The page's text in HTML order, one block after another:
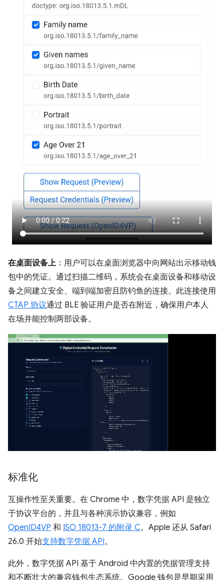
在桌面设备上 ：用户可以在桌面浏览器中向网站出示移动钱
包中的凭证。通过扫描二维码，系统会在桌面设备和移动设
备之间建立安全、端到端加密且防钓鱼的连接。此连接使用
CTAP 协议通过 BLE 验证用户是否在附近，确保用户本人
在场并能控制两部设备。
标准化
互操作性至关重要。在 Chrome 中，数字凭据 API 是独立
于协议平台的，并且与各种演示协议兼容，例如
OpenID4VP 和 ISO 18013-7 的附录 C。Apple 还从 Safari
26.0 开始支持数字凭据 API。
此外，数字凭据 API 基于 Android 中内置的凭据管理支持
和不断壮大的兼容钱包生态系统。Google 钱包是早期采用